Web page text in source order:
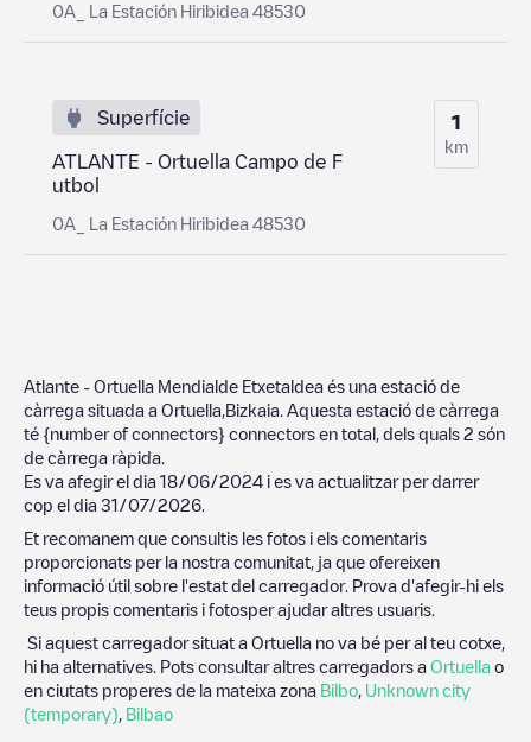
0A_ La Estación Hiribidea 48530
Superfície
ATLANTE - Ortuella Campo de F
utbol
0A_ La Estación Hiribidea 48530
1
km
Atlante - Ortuella Mendialde Etxetaldea és una estació de
càrrega situada a Ortuella Bizkaia . Aquesta estació de càrrega
té {number of connectors} connectors en total, dels quals 2 són
de càrrega ràpida.
Es va afegir el dia 18/06/2024 i es va actualitzar per darrer
cop el dia 31/07/2026
Et recomanem que consultis les fotos i els comentaris
proporcionats per la nostra comunitat, ja que ofereixen
informació útil sobre l'estat del carregador. Prova d'afegir-hi els
teus propis comentaris i fotosper ajudar altres usuaris.
Si aquest carregador situat a Ortuella no va bé per al teu cotxe,
hi ha alternatives. Pots consultar altres carregadors a Ortuella o
en ciutats properes de la mateixa zona Bilbo Unknown city
(temporary) Bilbao